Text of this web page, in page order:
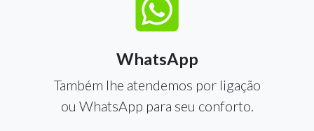
WhatsApp
Também lhe atendemos por ligação
ou WhatsApp para seu conforto.